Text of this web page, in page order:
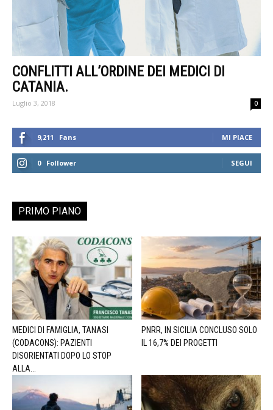
CONFLITTI ALL’ORDINE DEI MEDICI DI
CATANIA.
Luglio 3, 2018 0
9,211 Fans MI PIACE
0 Follower SEGUI
PRIMO PIANO
MEDICI DI FAMIGLIA, TANASI
(CODACONS): PAZIENTI
DISORIENTATI DOPO LO STOP
ALLA...
PNRR, IN SICILIA CONCLUSO SOLO
IL 16,7% DEI PROGETTI